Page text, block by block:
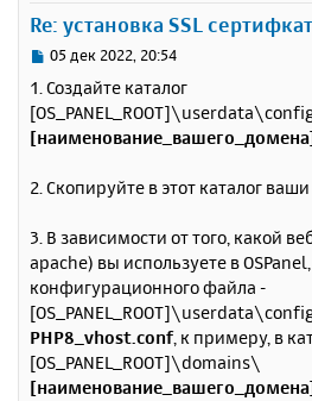
Re: установка SSL
С
о
б
щ
н
05 дек 2022, 20:54
1. Создайте каталог
2. Скопируйте в этот каталог
3. В зависимости от того, какой
apache) вы используете в
конфигурационного файла -
PHP8_vhost.conf, к примеру, в
[OS_PANEL_ROOT]\domains\